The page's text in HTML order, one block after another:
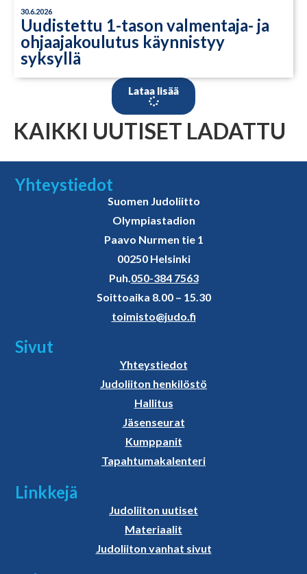
30.6.2026
Uudistettu 1-tason valmentaja- ja
ohjaajakoulutus käynnistyy
syksyllä
Lataa lisää
KAIKKI UUTISET LADATTU
Yhteystiedot
Suomen Judoliitto
Olympiastadion
Paavo Nurmen tie 1
00250 Helsinki
Puh.050-384 7563
Soittoaika 8.00 – 15.30
toimisto@judo.fi
Sivut
Yhteystiedot
Judoliiton henkilöstö
Hallitus
Jäsenseurat
Kumppanit
Tapahtumakalenteri
Linkkejä
Judoliiton uutiset
Materiaalit
Judoliiton vanhat sivut